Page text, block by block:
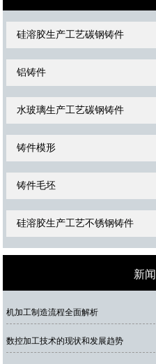
硅溶胶生产工艺碳钢铸件
铝铸件
水玻璃生产工艺碳钢铸件
铸件模形
铸件毛坯
硅溶胶生产工艺不锈钢铸件
新
机加工制造流程全面解析
数控加工技术的现状和发展趋势